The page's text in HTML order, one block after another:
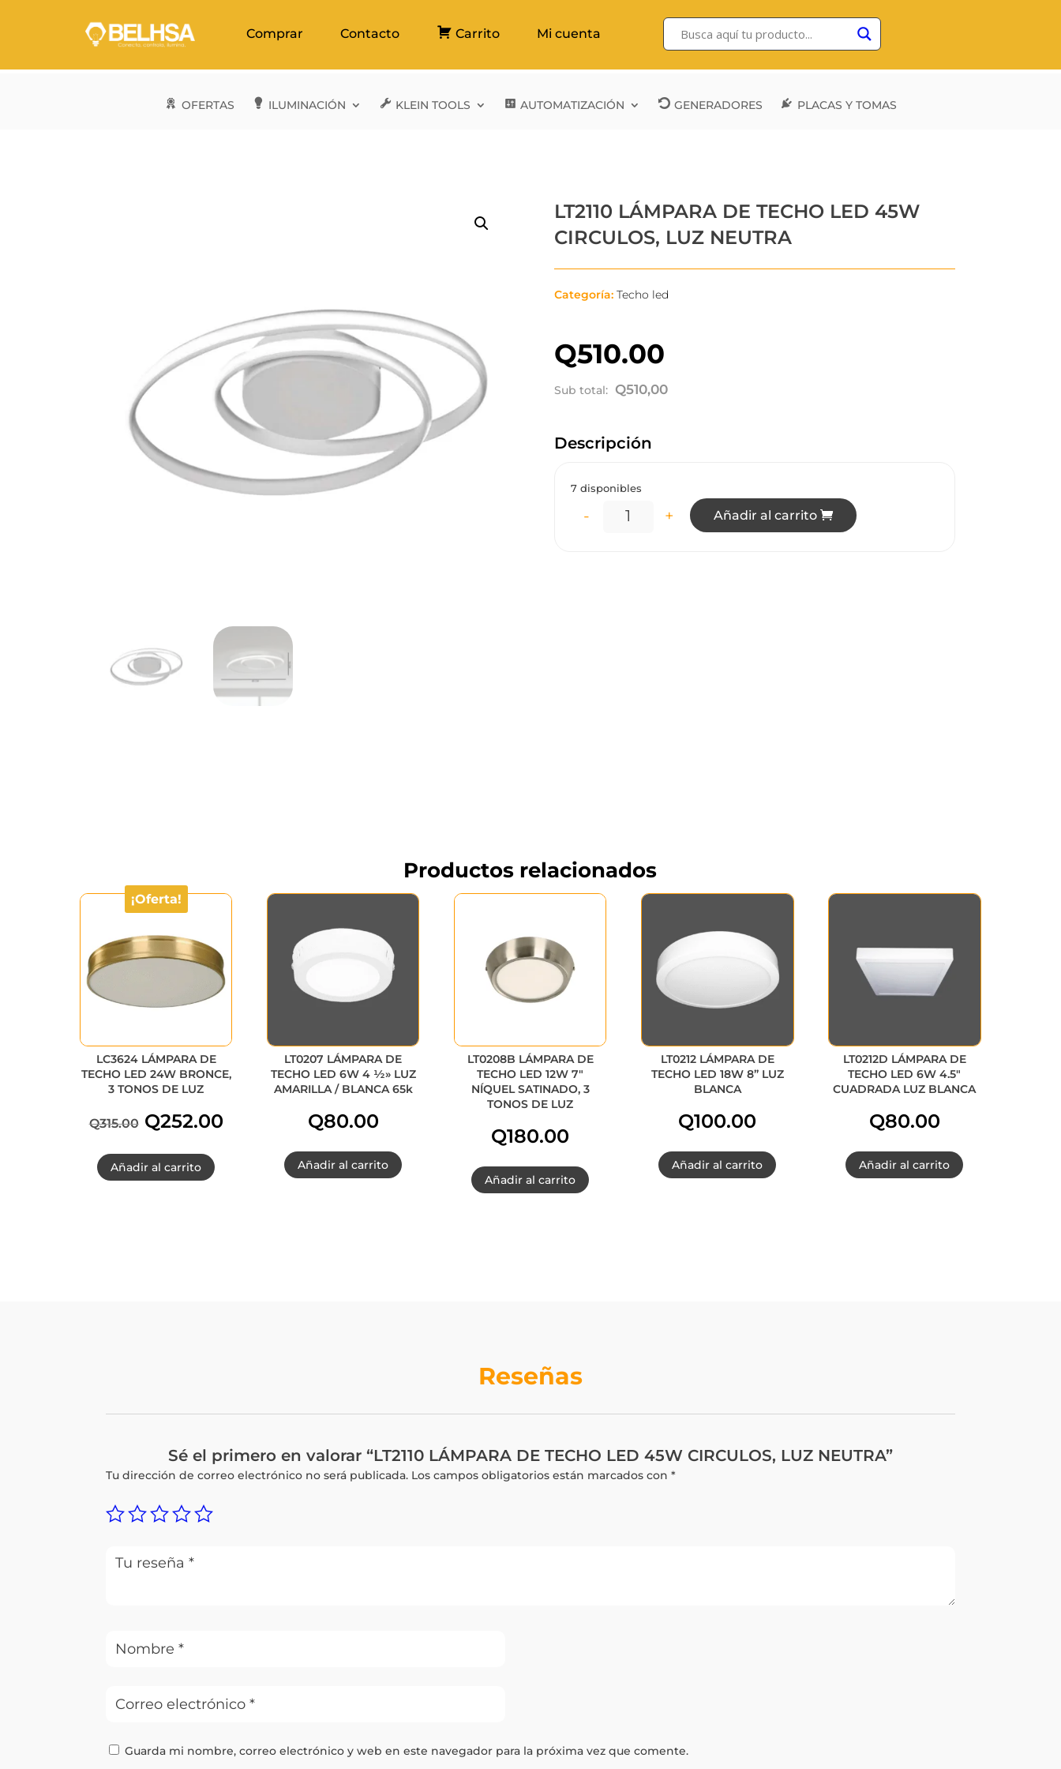
Comprar Contacto Carrito Mi cuenta
OFERTAS ILUMINACIÓN KLEIN TOOLS AUTOMATIZACIÓN GENERADORES PLACAS Y TOMAS
LT2110 LÁMPARA DE TECHO LED 45W
CIRCULOS, LUZ NEUTRA
Categoría: Techo led
Q510.00
Sub total: Q510,00
Descripción
7 disponibles
LT2110 LÁMPARA DE TECHO LED 45W CIRCULOS, LUZ NEUTRA cantidad
- + Añadir al carrito
Productos relacionados
¡Oferta!
LC3624 LÁMPARA DE
TECHO LED 24W BRONCE,
3 TONOS DE LUZ
Q315.00 El
precio
Q252.00El
Añadir al carrito
LT0207 LÁMPARA DE
TECHO LED 6W 4 ½» LUZ
AMARILLA / BLANCA 65k
Q80.00
Añadir al carrito
LT0208B LÁMPARA DE
TECHO LED 12W 7″
NÍQUEL SATINADO, 3
TONOS DE LUZ
Q180.00
Añadir al carrito
LT0212 LÁMPARA DE
TECHO LED 18W 8” LUZ
BLANCA
Q100.00
Añadir al carrito
LT0212D LÁMPARA DE
TECHO LED 6W 4.5″
CUADRADA LUZ BLANCA
Q80.00
Añadir al carrito
Reseñas
Sé el primero en valorar “LT2110 LÁMPARA DE TECHO LED 45W CIRCULOS, LUZ NEUTRA”
Tu dirección de correo electrónico no será publicada. Los campos obligatorios están marcados con*
Guarda mi nombre, correo electrónico y web en este navegador para la próxima vez que comente.